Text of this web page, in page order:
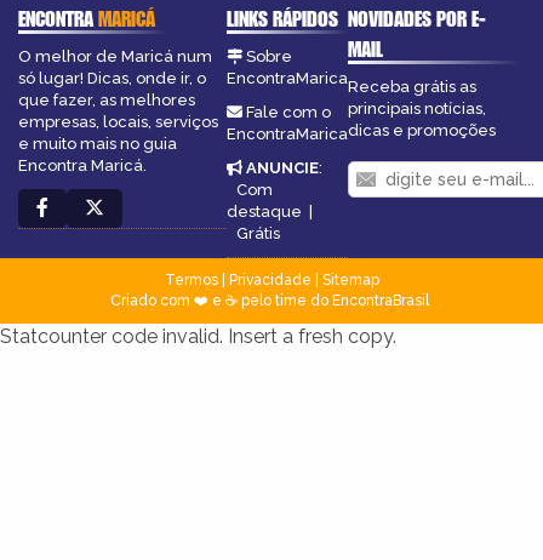
ENCONTRAMARICÁ
O melhor de Maricá num
só lugar! Dicas, onde ir, o
que fazer, as melhores
empresas, locais, serviços
e muito mais no guia
Encontra Maricá.
LINKS RÁPIDOS
Sobre
EncontraMarica
Fale com o
EncontraMarica
ANUNCIE:
Com
destaque
Grátis
NOVIDADES POR E-
MAIL
Receba grátis as
principais notícias,
dicas e promoções
Termos| Privacidade
Sitemap
Criado com ❤️ e ☕ pelo time do EncontraBrasil
Statcounter code invalid. Insert a fresh copy.